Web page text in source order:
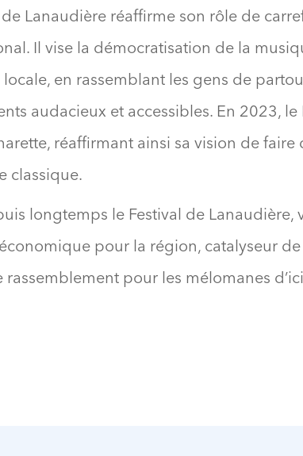
Lanaudière réaffirme son rôle de
Il vise la démocratisation de la
en rassemblant les gens de
audacieux et accessibles. En 2023,
réaffirmant ainsi sa vision de
classique.
longtemps le Festival de Lanaudière,
pour la région, catalyseur de
pour les mélomanes d’ici